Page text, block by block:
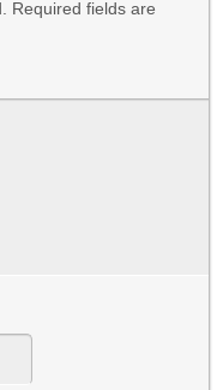
Required fields are